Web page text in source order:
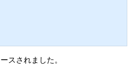
スされました。